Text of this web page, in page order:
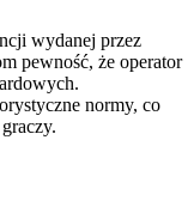
wydanej przez
pewność, że operator
normy, co